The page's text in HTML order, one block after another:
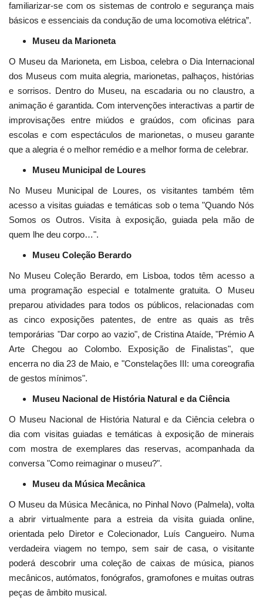
familiarizar-se com os sistemas de controlo e segurança mais
básicos e essenciais da condução de uma locomotiva elétrica”.
Museu da Marioneta
O Museu da Marioneta, em Lisboa, celebra o Dia Internacional
dos Museus com muita alegria, marionetas, palhaços, histórias
e sorrisos. Dentro do Museu, na escadaria ou no claustro, a
animação é garantida. Com intervenções interactivas a partir de
improvisações entre miúdos e graúdos, com oficinas para
escolas e com espectáculos de marionetas, o museu garante
que a alegria é o melhor remédio e a melhor forma de celebrar.
Museu Municipal de Loures
No Museu Municipal de Loures, os visitantes também têm
acesso a visitas guiadas e temáticas sob o tema "Quando Nós
Somos os Outros. Visita à exposição, guiada pela mão de
quem lhe deu corpo…".
Museu Coleção Berardo
No Museu Coleção Berardo, em Lisboa, todos têm acesso a
uma programação especial e totalmente gratuita. O Museu
preparou atividades para todos os públicos, relacionadas com
as cinco exposições patentes, de entre as quais as três
temporárias "Dar corpo ao vazio", de Cristina Ataíde, "Prémio A
Arte Chegou ao Colombo. Exposição de Finalistas", que
encerra no dia 23 de Maio, e "Constelações III: uma coreografia
de gestos mínimos".
Museu Nacional de História Natural e da Ciência
O Museu Nacional de História Natural e da Ciência celebra o
dia com visitas guiadas e temáticas à exposição de minerais
com mostra de exemplares das reservas, acompanhada da
conversa "Como reimaginar o museu?".
Museu da Música Mecânica
O Museu da Música Mecânica, no Pinhal Novo (Palmela), volta
a abrir virtualmente para a estreia da visita guiada online,
orientada pelo Diretor e Colecionador, Luís Cangueiro. Numa
verdadeira viagem no tempo, sem sair de casa, o visitante
poderá descobrir uma coleção de caixas de música, pianos
mecânicos, autómatos, fonógrafos, gramofones e muitas outras
peças de âmbito musical.